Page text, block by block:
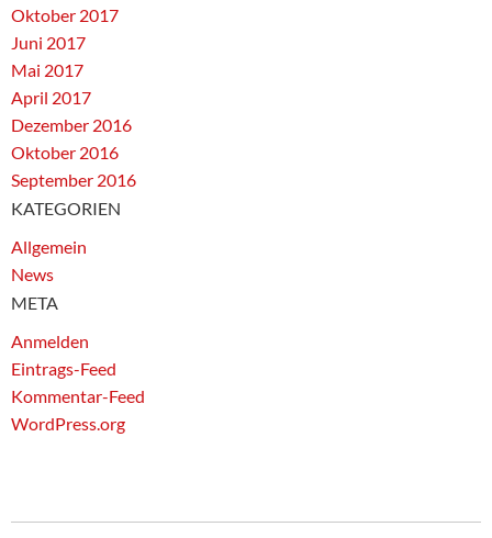
Oktober 2017
Juni 2017
Mai 2017
April 2017
Dezember 2016
Oktober 2016
September 2016
KATEGORIEN
Allgemein
News
META
Anmelden
Eintrags-Feed
Kommentar-Feed
WordPress.org